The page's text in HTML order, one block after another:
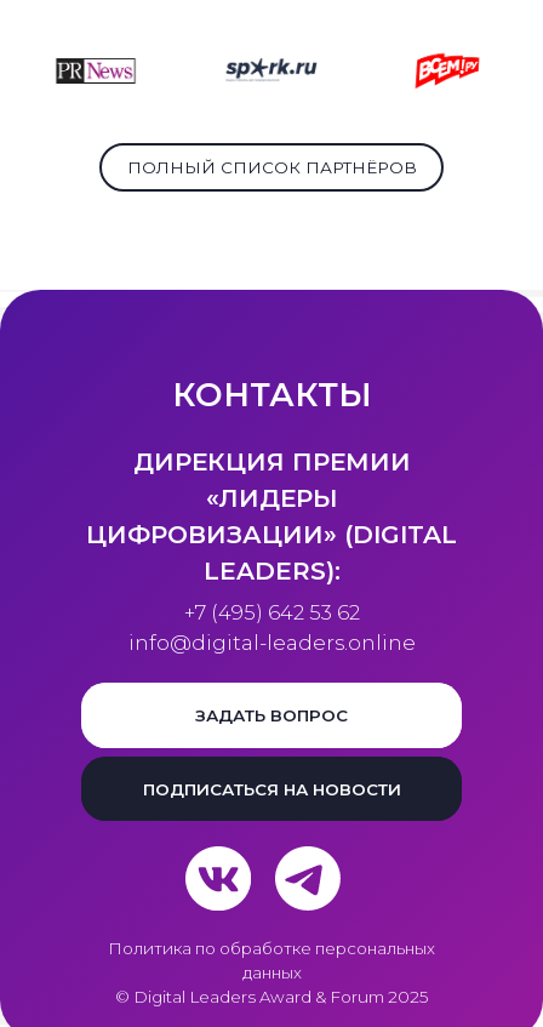
ПОЛНЫЙ СПИСОК ПАРТНЁРОВ
КОНТАКТЫ
ДИРЕКЦИЯ ПРЕМИИ
«ЛИДЕРЫ
ЦИФРОВИЗАЦИИ» (DIGITAL
LEADERS):
+7 (495) 642 53 62
info@digital-leaders.online
ЗАДАТЬ ВОПРОС
ПОДПИСАТЬСЯ НА НОВОСТИ
Политика по обработке персональных
данных
© Digital Leaders Award & Forum 2025